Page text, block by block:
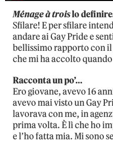
Ménage à troislo
Sfilare! E per sfilare
andare ai Gay Pride e
bellissimo rapporto con
che mi ha accolto
Racconta un po’…
Ero giovane, avevo 16
avevo mai visto un Gay
lavorava con me, in
prima volta. È lì che ho
e l’ho fatta mia. Mi sono